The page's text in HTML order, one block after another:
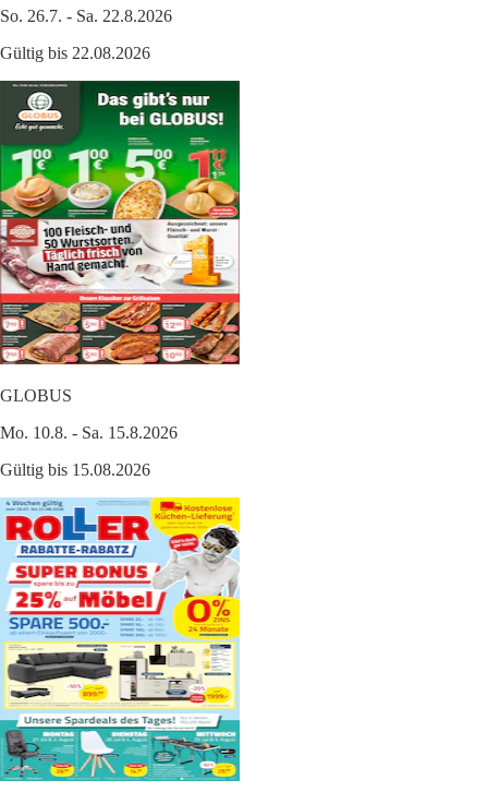
So. 26.7. - Sa. 22.8.2026
Gültig bis 22.08.2026
GLOBUS
Mo. 10.8. - Sa. 15.8.2026
Gültig bis 15.08.2026